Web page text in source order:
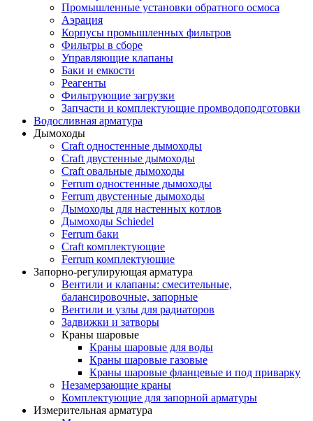
Промышленные установки обратного осмоса
Аэрация
Корпусы промышленных фильтров
Фильтры в сборе
Управляющие клапаны
Баки и емкости
Реагенты
Фильтрующие загрузки
Запчасти и комплектующие промводоподготовки
Водосливная арматура
Дымоходы
Craft одностенные дымоходы
Craft двустенные дымоходы
Craft овальные дымоходы
Ferrum одностенные дымоходы
Ferrum двустенные дымоходы
Дымоходы для настенных котлов
Дымоходы Schiedel
Ferrum баки
Craft комплектующие
Ferrum комплектующие
Запорно-регулирующая арматура
Вентили и клапаны: смесительные,
балансировочные, запорные
Вентили и узлы для радиаторов
Задвижки и затворы
Краны шаровые
Краны шаровые для воды
Краны шаровые газовые
Краны шаровые фланцевые и под приварку
Незамерзающие краны
Комплектующие для запорной арматуры
Измерительная арматура